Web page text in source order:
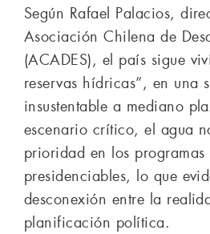
Según Rafael Palacios,
Asociación Chilena de
(ACADES), el país sigue
reservas hídricas”, en una
insustentable a mediano
escenario crítico, el agua
prioridad en los programas
presidenciables, lo que
desconexión entre la
planificación política.